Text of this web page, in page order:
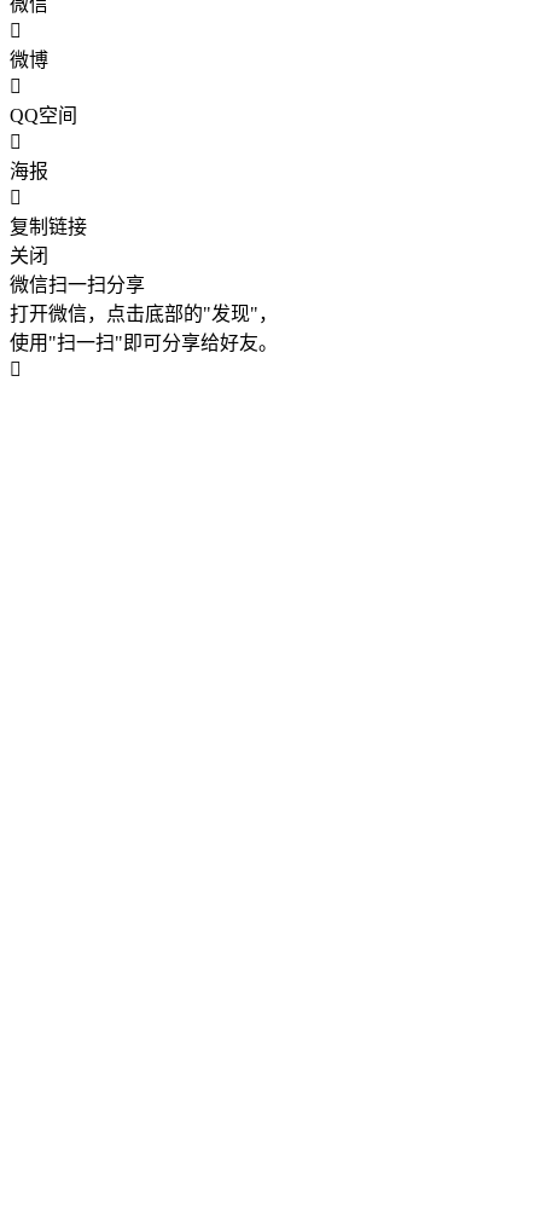
微博
QQ空间
海报
复制链接
关闭
微信扫一扫分享
打开微信，点击底部的"发现"，
使用"扫一扫"即可分享给好友。